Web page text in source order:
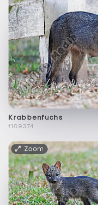
Krabbenfuchs
f109374
Zoom